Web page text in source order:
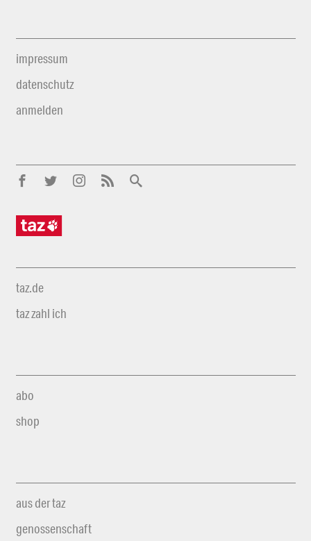
impressum
datenschutz
anmelden
taz.de
taz zahl ich
abo
shop
aus der taz
genossenschaft